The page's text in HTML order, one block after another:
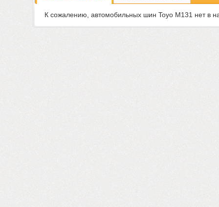
К сожалению, автомобильных шин Toyo M131 нет в